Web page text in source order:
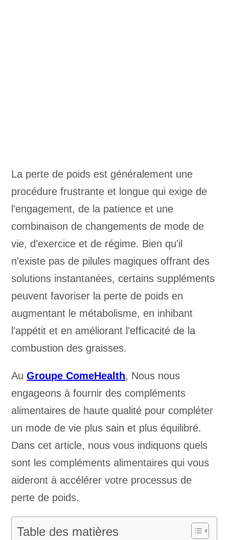
La perte de poids est généralement une
procédure frustrante et longue qui exige de
l'engagement, de la patience et une
combinaison de changements de mode de
vie, d'exercice et de régime. Bien qu'il
n'existe pas de pilules magiques offrant des
solutions instantanées, certains suppléments
peuvent favoriser la perte de poids en
augmentant le métabolisme, en inhibant
l'appétit et en améliorant l'efficacité de la
combustion des graisses.
AuGroupe ComeHealth, Nous nous
engageons à fournir des compléments
alimentaires de haute qualité pour compléter
un mode de vie plus sain et plus équilibré.
Dans cet article, nous vous indiquons quels
sont les compléments alimentaires qui vous
aideront à accélérer votre processus de
perte de poids.
Table des matières